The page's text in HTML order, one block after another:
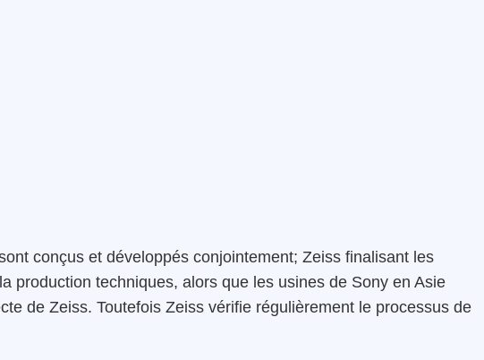
conçus et développés conjointement; Zeiss finalisant les
production techniques, alors que les usines de Sony en Asie
de Zeiss. Toutefois Zeiss vérifie régulièrement le processus de